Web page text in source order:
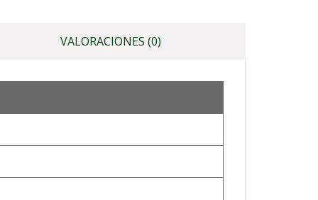
VALORACIONES (0)